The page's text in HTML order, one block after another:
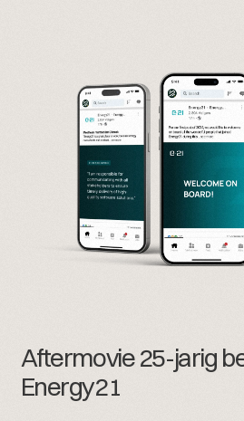
Aftermovie 25-jarig
Energy21